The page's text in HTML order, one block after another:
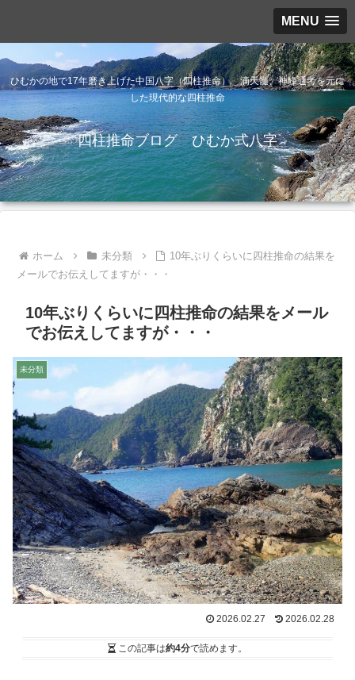
MENU
ひむかの地で17年磨き上げた中国八字（四柱推命） 滴天髄、神峰通考を元に
した現代的な四柱推命
四柱推命ブログ ひむか式八字
ホーム 未分類
10年ぶりくらいに四柱推命の結果を
メールでお伝えしてますが・・・
10年ぶりくらいに四柱推命の結果をメール
でお伝えしてますが・・・
未分類
2026.02.27 2026.02.28
この記事は約4分で読めます。